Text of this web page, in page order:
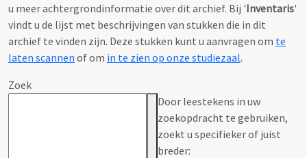
u meer achtergrondinformatie over dit archief. Bij 'Inventaris'
vindt u de lijst met beschrijvingen van stukken die in dit
archief te vinden zijn. Deze stukken kunt u aanvragen om te
laten scannen of om in te zien op onze studiezaal.
Zoek
Door leestekens in uw
zoekopdracht te gebruiken,
zoekt u specifieker of juist
breder: